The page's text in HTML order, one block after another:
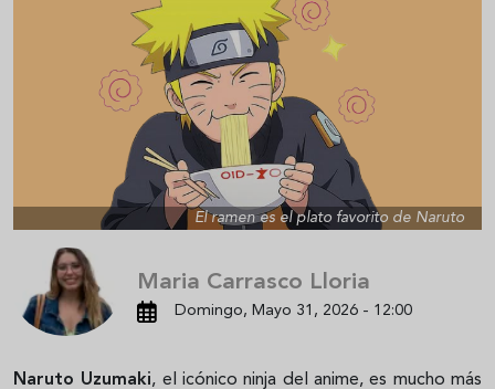
El ramen es el plato favorito de Naruto
Maria Carrasco Lloria
Domingo, Mayo 31, 2026 - 12:00
Naruto Uzumaki, el icónico ninja del anime, es mucho más